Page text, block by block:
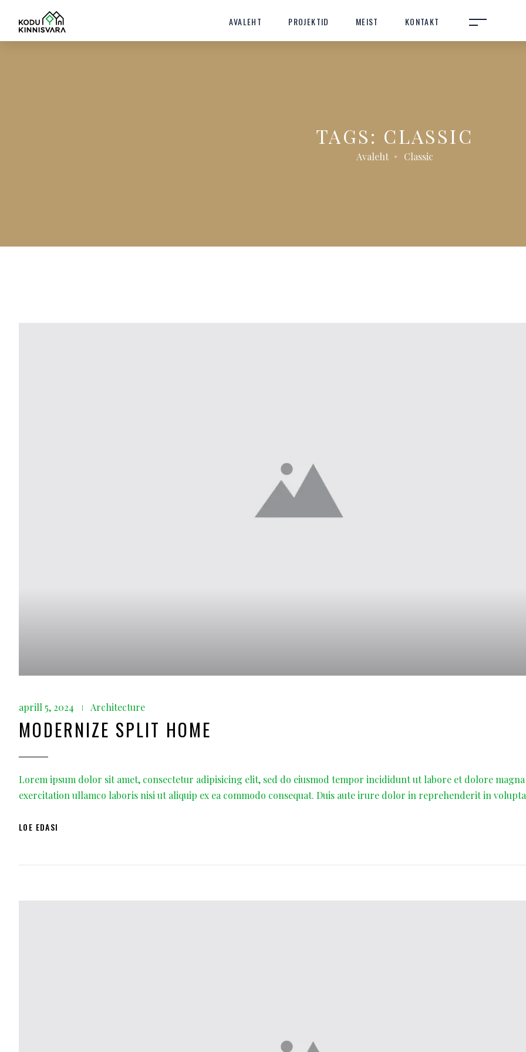
AVALEHT PROJEKTID MEIST KONTAKT
TAGS: CLASSIC
Avaleht Classic
aprill 5, 2024 Architecture
MODERNIZE SPLIT HOME
Lorem ipsum dolor sit amet, consectetur adipisicing elit, sed do eiusmod tempor incididunt ut labore et dolore
exercitation ullamco laboris nisi ut aliquip ex ea commodo consequat. Duis aute irure dolor in reprehenderit in
LOE EDASI